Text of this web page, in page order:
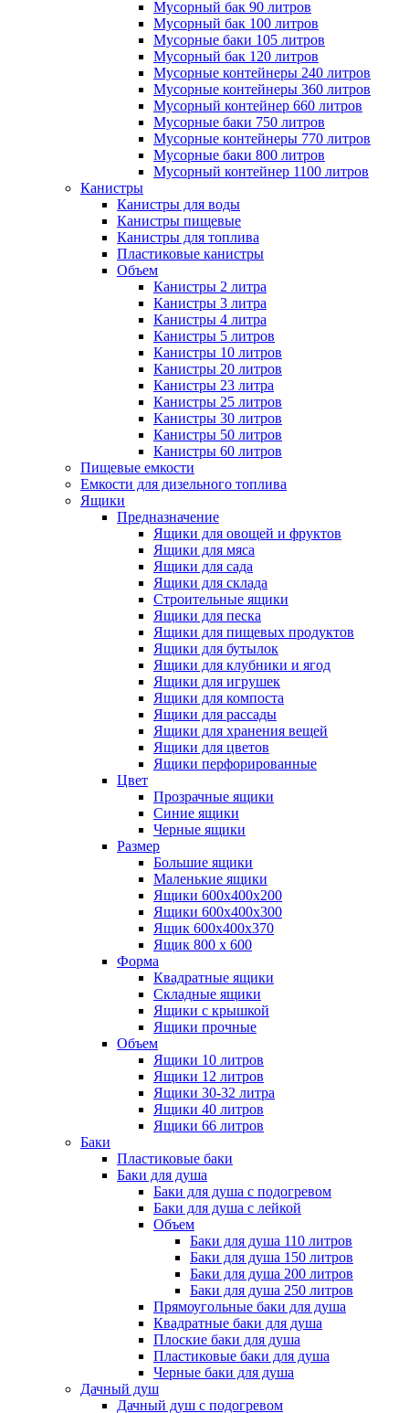
Мусорный бак 90 литров
Мусорный бак 100 литров
Мусорные баки 105 литров
Мусорный бак 120 литров
Мусорные контейнеры 240 литров
Мусорные контейнеры 360 литров
Мусорный контейнер 660 литров
Мусорные баки 750 литров
Мусорные контейнеры 770 литров
Мусорные баки 800 литров
Мусорный контейнер 1100 литров
Канистры
Канистры для воды
Канистры пищевые
Канистры для топлива
Пластиковые канистры
Объем
Канистры 2 литра
Канистры 3 литра
Канистры 4 литра
Канистры 5 литров
Канистры 10 литров
Канистры 20 литров
Канистры 23 литра
Канистры 25 литров
Канистры 30 литров
Канистры 50 литров
Канистры 60 литров
Пищевые емкости
Емкости для дизельного топлива
Ящики
Предназначение
Ящики для овощей и фруктов
Ящики для мяса
Ящики для сада
Ящики для склада
Строительные ящики
Ящики для песка
Ящики для пищевых продуктов
Ящики для бутылок
Ящики для клубники и ягод
Ящики для игрушек
Ящики для компоста
Ящики для рассады
Ящики для хранения вещей
Ящики для цветов
Ящики перфорированные
Цвет
Прозрачные ящики
Синие ящики
Черные ящики
Размер
Большие ящики
Маленькие ящики
Ящики 600х400х200
Ящики 600х400х300
Ящик 600х400х370
Ящик 800 х 600
Форма
Квадратные ящики
Складные ящики
Ящики с крышкой
Ящики прочные
Объем
Ящики 10 литров
Ящики 12 литров
Ящики 30-32 литра
Ящики 40 литров
Ящики 66 литров
Баки
Пластиковые баки
Баки для душа
Баки для душа с подогревом
Баки для душа с лейкой
Объем
Баки для душа 110 литров
Баки для душа 150 литров
Баки для душа 200 литров
Баки для душа 250 литров
Прямоугольные баки для душа
Квадратные баки для душа
Плоские баки для душа
Пластиковые баки для душа
Черные баки для душа
Дачный душ
Дачный душ с подогревом